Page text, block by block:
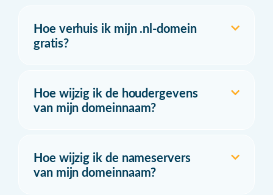
Hoe verhuis ik mijn .nl-domein
gratis?
Hoe wijzig ik de houdergevens
van mijn domeinnaam?
Hoe wijzig ik de nameservers
van mijn domeinnaam?